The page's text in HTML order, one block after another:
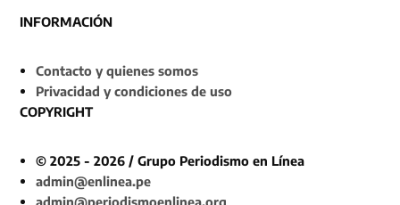
INFORMACIÓN
Contacto y quienes somos
Privacidad y condiciones de uso
COPYRIGHT
© 2025 - 2026 / Grupo Periodismo en Línea
admin@enlinea.pe